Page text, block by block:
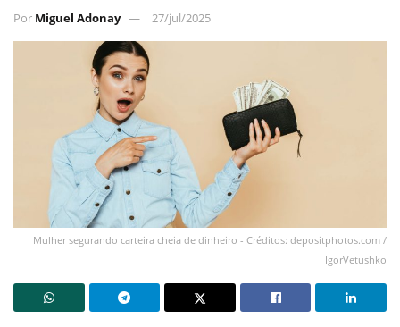
Por Miguel Adonay 27/jul/2025
Mulher segurando carteira cheia de dinheiro - Créditos: depositphotos.com /
IgorVetushko